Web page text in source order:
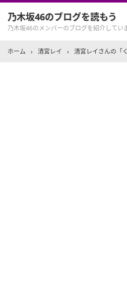
乃木坂46のブログを読もう
乃木坂46のメンバーのブログを紹介してい
ホーム › 清宮レイ › 清宮レイさんの「